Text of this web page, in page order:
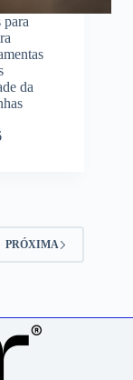
para
da
PRÓXIMA